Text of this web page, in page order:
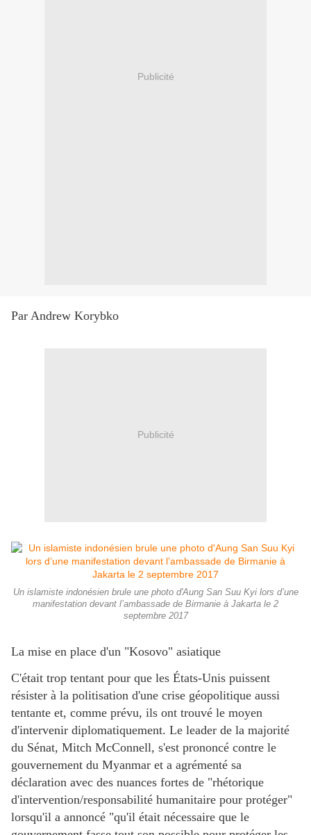
Publicité
Par Andrew Korybko
Publicité
Un islamiste indonésien brule une photo d'Aung San Suu Kyi lors d’une
manifestation devant l’ambassade de Birmanie à Jakarta le 2
septembre 2017
La mise en place d'un "Kosovo" asiatique
C'était trop tentant pour que les États-Unis puissent
résister à la politisation d'une crise géopolitique aussi
tentante et, comme prévu, ils ont trouvé le moyen
d'intervenir diplomatiquement. Le leader de la majorité
du Sénat, Mitch McConnell, s'est prononcé contre le
gouvernement du Myanmar et a agrémenté sa
déclaration avec des nuances fortes de "rhétorique
d'intervention/responsabilité humanitaire pour protéger"
lorsqu'il a annoncé "qu'il était nécessaire que le